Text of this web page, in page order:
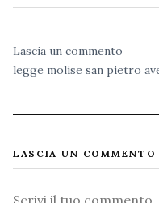
Lascia un commento
legge molise san pietro
LASCIA UN COMMENTO
Commento